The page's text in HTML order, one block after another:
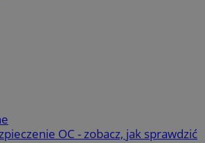
OC - zobacz, jak sprawdzić